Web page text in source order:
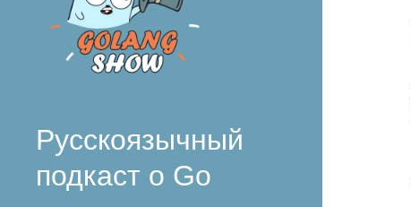
Русскоязычный
подкаст о Go